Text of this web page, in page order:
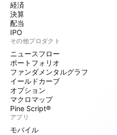
経済
決算
配当
IPO
その他プロダクト
ニュースフロー
ポートフォリオ
ファンダメンタルグラフ
イールドカーブ
オプション
マクロマップ
Pine Script®
アプリ
モバイル